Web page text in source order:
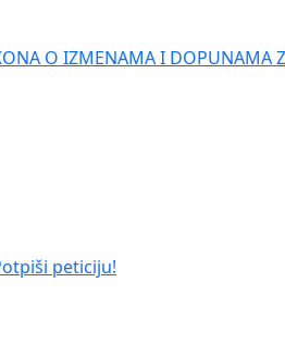
O IZMENAMA I DOPUNAMA
peticiju!